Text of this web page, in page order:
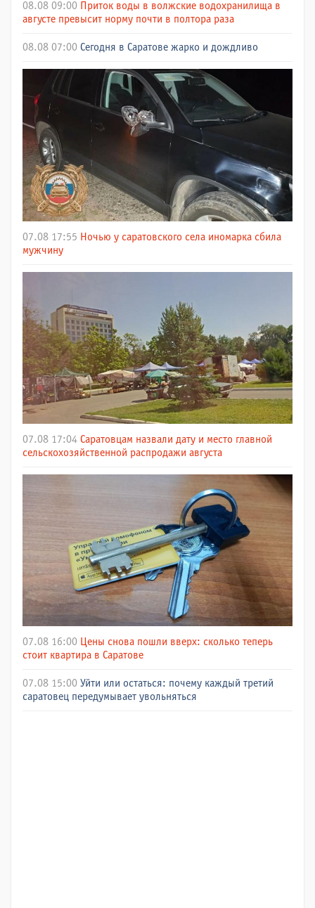
08.08 09:00 Приток воды в волжские водохранилища в
августе превысит норму почти в полтора раза
08.08 07:00 Сегодня в Саратове жарко и дождливо
07.08 17:55 Ночью у саратовского села иномарка сбила
мужчину
07.08 17:04 Саратовцам назвали дату и место главной
сельскохозяйственной распродажи августа
07.08 16:00 Цены снова пошли вверх: сколько теперь
стоит квартира в Саратове
07.08 15:00 Уйти или остаться: почему каждый третий
саратовец передумывает увольняться